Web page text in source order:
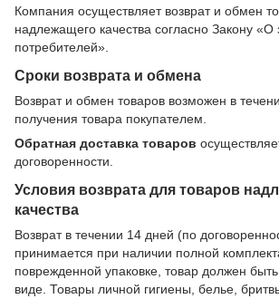
Компания осуществляет возврат и обмен
надлежащего качества согласно Закону «О
потребителей».
Сроки возврата и обмена
Возврат и обмен товаров возможен в
получения товара покупателем.
Обратная доставка товаров
договоренности.
Условия возврата для товаров
качества
Возврат в течении 14 дней (по
принимается при наличии полной
поврежденной упаковке, товар должен
виде. Товары личной гигиены, белье,